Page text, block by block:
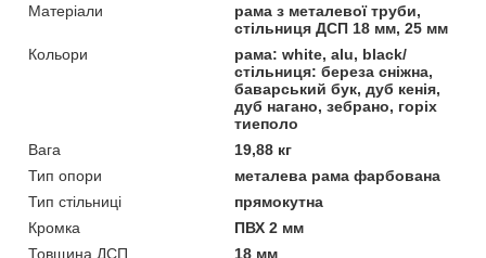
Матеріали
рама з металевої труби,
стільниця ДСП 18 мм, 25 мм
Кольори
рама: white, alu, black/
стільниця: береза сніжна,
баварський бук, дуб кенія,
дуб нагано, зебрано, горіх
тиеполо
Вага
19,88 кг
Тип опори
металева рама фарбована
Тип стільниці
прямокутна
Кромка
ПВХ 2 мм
Товщина ДСП
18 мм